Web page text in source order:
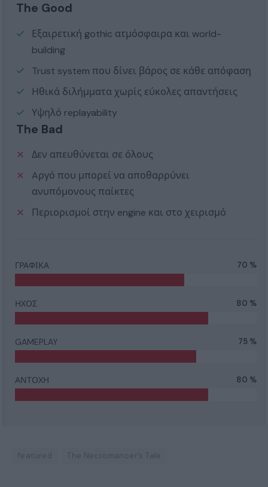
The Good
Εξαιρετική gothic ατμόσφαιρα και world-
building
Trust system που δίνει βάρος σε κάθε απόφαση
Ηθικά διλήμματα χωρίς εύκολες απαντήσεις
Υψηλό replayability
The Bad
Δεν απευθύνεται σε όλους
Aργό που μπορεί να αποθαρρύνει
ανυπόμονους παίκτες
Περιορισμοί στην engine και στο χειρισμό
ΓΡΑΦΙΚΑ 70 %
ΗΧΟΣ 80 %
GAMEPLAY 75 %
ΑΝΤΟΧΗ 80 %
featured The Necromancer’s Tale